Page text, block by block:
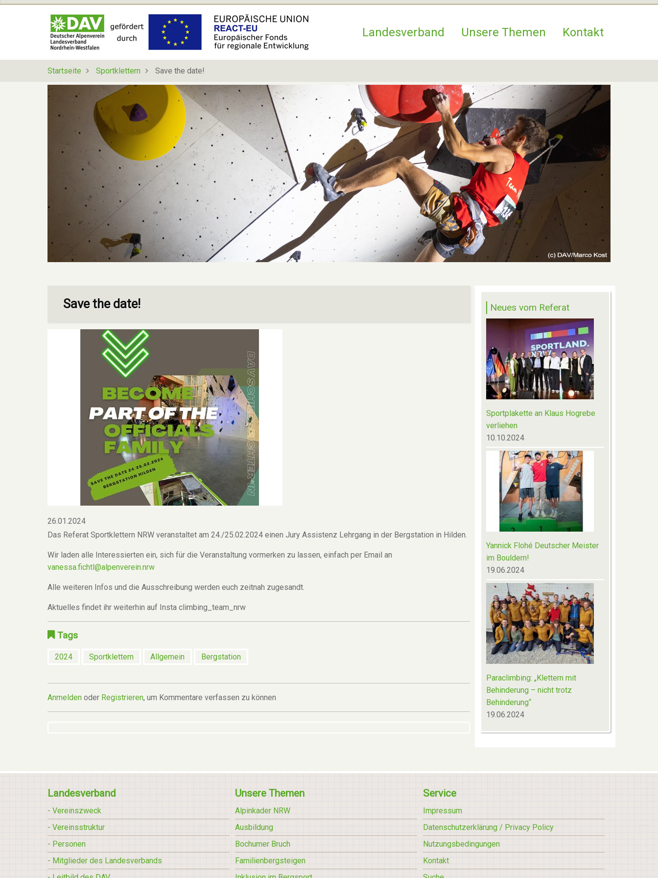
Direkt
Hauptnavigation
Landesverband Unsere Themen Kontakt
Startseite Sportklettern Save the date!
Save the date!
26.01.2024
Das Referat Sportklettern NRW veranstaltet am 24./25.02.2024 einen Jury Assistenz Lehrgang in der Bergstation in Hilden.
Wir laden alle Interessierten ein, sich für die Veranstaltung vormerken zu lassen, einfach per Email an
vanessa.fichtl@alpenverein.nrw
Alle weiteren Infos und die Ausschreibung werden euch zeitnah zugesandt.
Aktuelles findet ihr weiterhin auf Insta climbing_team_nrw
Tags
2024 Sportklettern Allgemein Bergstation
Anmelden oder Registrieren, um Kommentare verfassen zu können
Neues vom Referat
Sportplakette an Klaus Hogrebe
verliehen
10.10.2024
Yannick Flohé Deutscher Meister
im Bouldern!
19.06.2024
Paraclimbing: „Klettern mit
Behinderung – nicht trotz
Behinderung“
19.06.2024
Landesverband
- Vereinszweck
- Vereinsstruktur
- Personen
- Mitglieder des Landesverbands
Unsere Themen
Alpinkader NRW
Ausbildung
Bochumer Bruch
Familienbergsteigen
Service
Impressum
Datenschutzerklärung / Privacy Policy
Nutzungsbedingungen
Kontakt